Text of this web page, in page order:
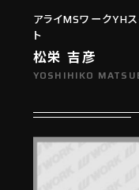
アライMSワークYH
ト
松栄 吉彦
YOSHIHIKO